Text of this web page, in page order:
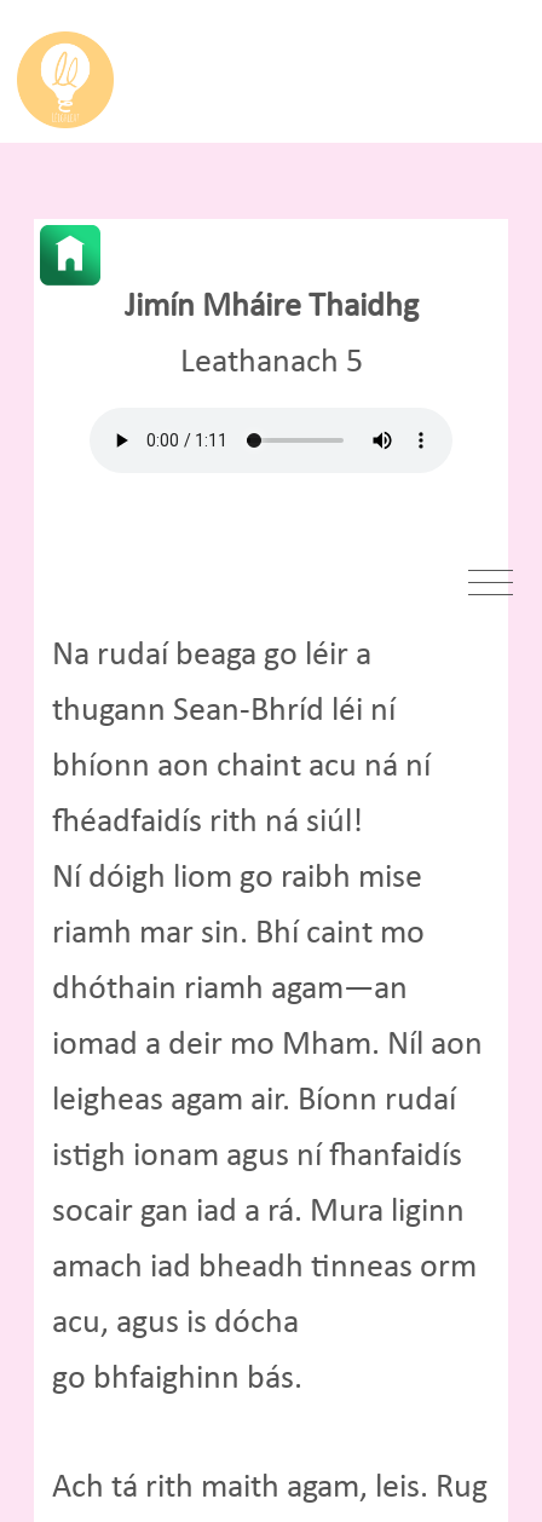
Jimín Mháire Thaidhg
Leathanach 5
Na rudaí beaga go léir a
thugann Sean-Bhríd léi ní
bhíonn aon chaint acu ná ní
fhéadfaidís rith ná siúl!
Ní dóigh liom go raibh mise
riamh mar sin. Bhí caint mo
dhóthain riamh agam—an
iomad a deir mo Mham. Níl aon
leigheas agam air. Bíonn rudaí
istigh ionam agus ní fhanfaidís
socair gan iad a rá. Mura liginn
amach iad bheadh tinneas orm
acu, agus is dócha
go bhfaighinn bás.
Ach tá rith maith agam, leis. Rug